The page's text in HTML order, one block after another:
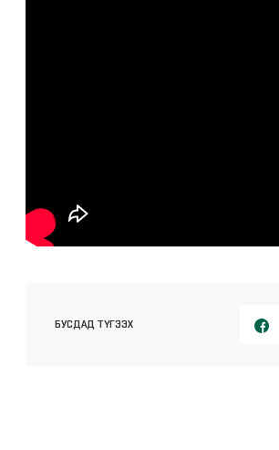
БУСДАД ТҮГЭЭХ